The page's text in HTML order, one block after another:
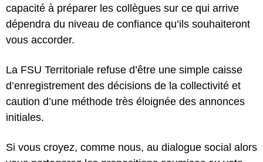
capacité à préparer les collègues sur ce qui arrive
dépendra du niveau de confiance qu’ils souhaiteront
vous accorder.
La FSU Territoriale refuse d’être une simple caisse
d’enregistrement des décisions de la collectivité et
caution d’une méthode très éloignée des annonces
initiales.
Si vous croyez, comme nous, au dialogue social alors